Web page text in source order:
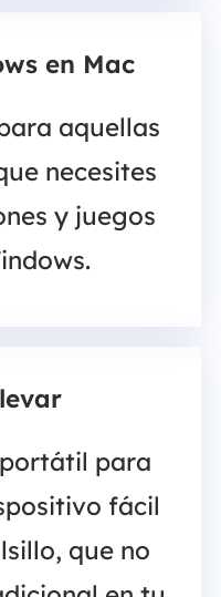
en Mac
aquellas
necesites
y juegos
para
fácil
que no